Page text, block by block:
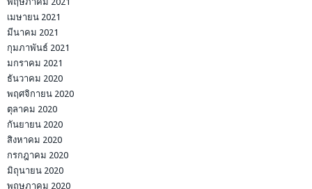
เมษายน 2021
มีนาคม 2021
กุมภาพันธ์ 2021
มกราคม 2021
ธันวาคม 2020
พฤศจิกายน 2020
ตุลาคม 2020
กันยายน 2020
สิงหาคม 2020
กรกฎาคม 2020
มิถุนายน 2020
พฤษภาคม 2020